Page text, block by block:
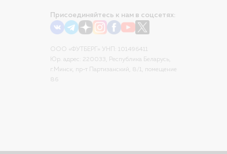
Присоединяйтесь к нам в соцсетях:
ООО «ФУТБЕРГ» УНП: 101496411
Юр. адрес: 220033, Республика Беларусь,
г.Минск, пр-т Партизанский, 8/1, помещение
86